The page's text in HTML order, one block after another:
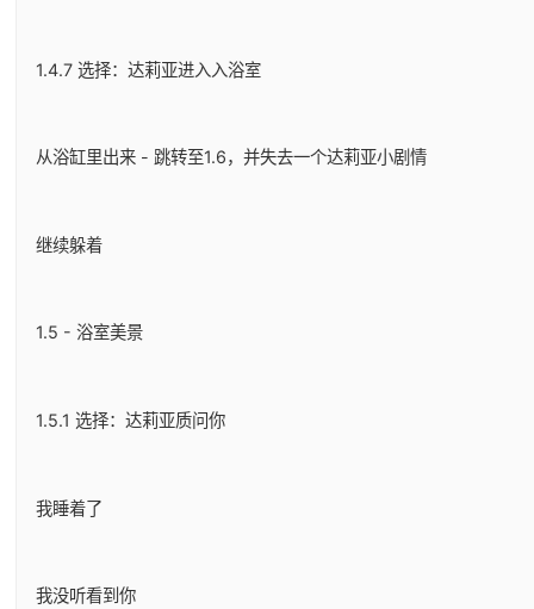
1.4.7 选择：达莉亚进入入浴室
从浴缸里出来 - 跳转至1.6，并失去一个达莉亚小剧情
继续躲着
1.5 - 浴室美景
1.5.1 选择：达莉亚质问你
我睡着了
我没听看到你